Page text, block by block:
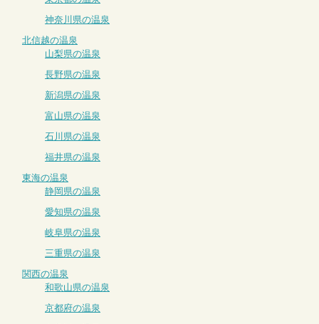
神奈川県の温泉
北信越の温泉
山梨県の温泉
長野県の温泉
新潟県の温泉
富山県の温泉
石川県の温泉
福井県の温泉
東海の温泉
静岡県の温泉
愛知県の温泉
岐阜県の温泉
三重県の温泉
関西の温泉
和歌山県の温泉
京都府の温泉